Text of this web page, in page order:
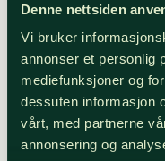
Denne nettsiden
Vi bruker
annonser et personlig
mediefunksjoner og
dessuten informasjon
vårt, med partnerne
annonsering og
laborum.
Lorem ipsum dolor